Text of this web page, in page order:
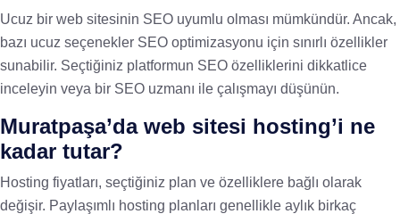
Ucuz bir web sitesinin SEO uyumlu olması mümkündür. Ancak,
bazı ucuz seçenekler SEO optimizasyonu için sınırlı özellikler
sunabilir. Seçtiğiniz platformun SEO özelliklerini dikkatlice
inceleyin veya bir SEO uzmanı ile çalışmayı düşünün.
Muratpaşa’da web sitesi hosting’i ne
kadar tutar?
Hosting fiyatları, seçtiğiniz plan ve özelliklere bağlı olarak
değişir. Paylaşımlı hosting planları genellikle aylık birkaç